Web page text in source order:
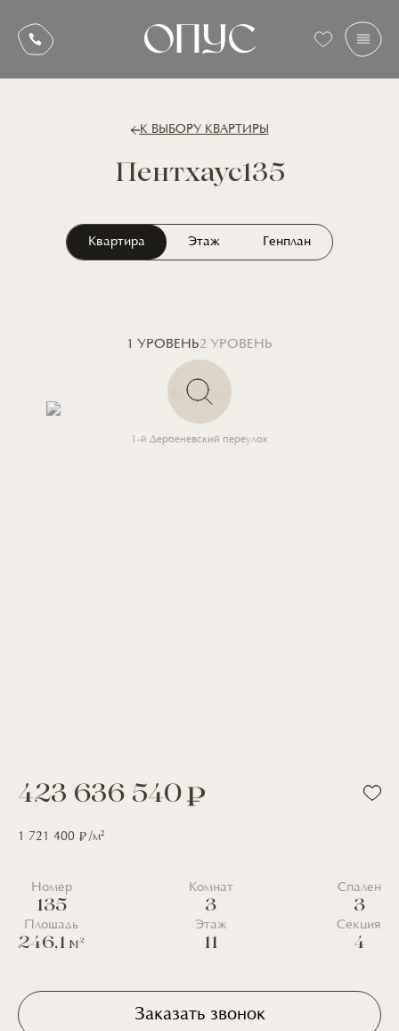
К ВЫБОРУ КВАРТИРЫ
Пентхаус135
Квартира Этаж Генплан
1 УРОВЕНЬ2 УРОВЕНЬ
Вид на реку
1-й Дербеневский переулок
423 636 540
1 721 400 /м2
Номер
135
Площадь
246,1 М2
Комнат
3
Этаж
11
Спален
3
Секция
4
Заказать звонок